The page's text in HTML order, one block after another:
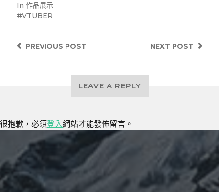
In 作品展示
VTUBER
NEXT POST
PREVIOUS POST
LEAVE A REPLY
很抱歉，必須登入網站才能發佈留言。